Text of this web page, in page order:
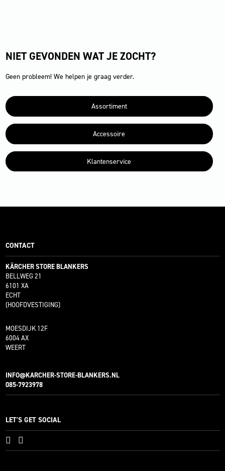
NIET GEVONDEN WAT JE ZOCHT?
Geen probleem! We helpen je graag verder.
Assortiment
Accessoire
Klantenservice
CONTACT
KÄRCHER STORE BLANKERS
BELLWEG 21
6101 XA
ECHT
(HOOFDVESTIGING)
MOESDIJK 12F
6004 AX
WEERT
INFO@KARCHER-STORE-BLANKERS.NL
085-7923978
LET'S GET SOCIAL